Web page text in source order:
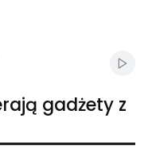
gadżety z